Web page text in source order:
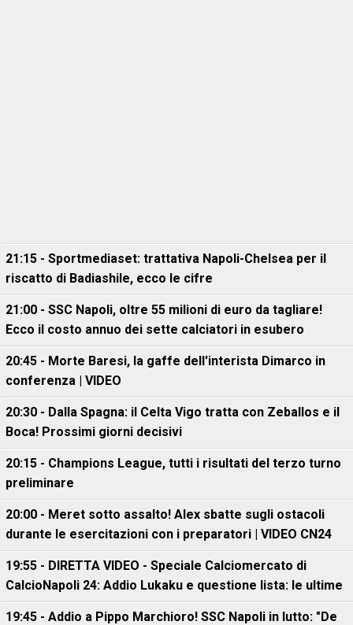
21:15 - Sportmediaset: trattativa Napoli-Chelsea per il
riscatto di Badiashile, ecco le cifre
21:00 - SSC Napoli, oltre 55 milioni di euro da tagliare!
Ecco il costo annuo dei sette calciatori in esubero
20:45 - Morte Baresi, la gaffe dell'interista Dimarco in
conferenza | VIDEO
20:30 - Dalla Spagna: il Celta Vigo tratta con Zeballos e il
Boca! Prossimi giorni decisivi
20:15 - Champions League, tutti i risultati del terzo turno
preliminare
20:00 - Meret sotto assalto! Alex sbatte sugli ostacoli
durante le esercitazioni con i preparatori | VIDEO CN24
19:55 - DIRETTA VIDEO - Speciale Calciomercato di
CalcioNapoli 24: Addio Lukaku e questione lista: le ultime
19:45 - Addio a Pippo Marchioro! SSC Napoli in lutto: "De